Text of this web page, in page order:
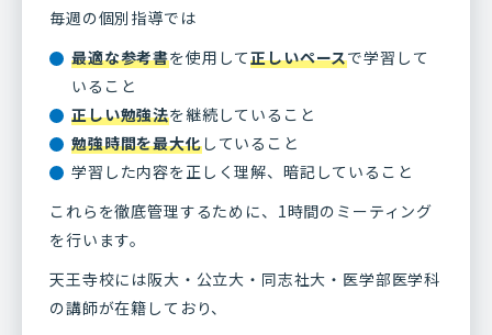
毎週の個別指導では
最適な参考書を使用して正しいペースで学習して
いること
正しい勉強法を継続していること
勉強時間を最大化していること
学習した内容を正しく理解、暗記していること
これらを徹底管理するために、1時間のミーティング
を行います。
天王寺校には阪大・公立大・同志社大・医学部医学科
の講師が在籍しており、